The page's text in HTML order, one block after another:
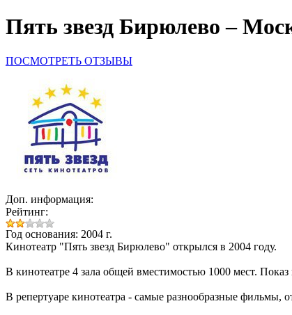
Пять звезд Бирюлево –
ПОСМОТРЕТЬ ОТЗЫВЫ
Доп. информация:
Рейтинг:
Год основания: 2004 г.
Кинотеатр "Пять звезд Бирюлево" открылся в 2004 году.
В кинотеатре 4 зала общей вместимостью 1000 мест.
В репертуаре кинотеатра - самые разнообразные фильмы,